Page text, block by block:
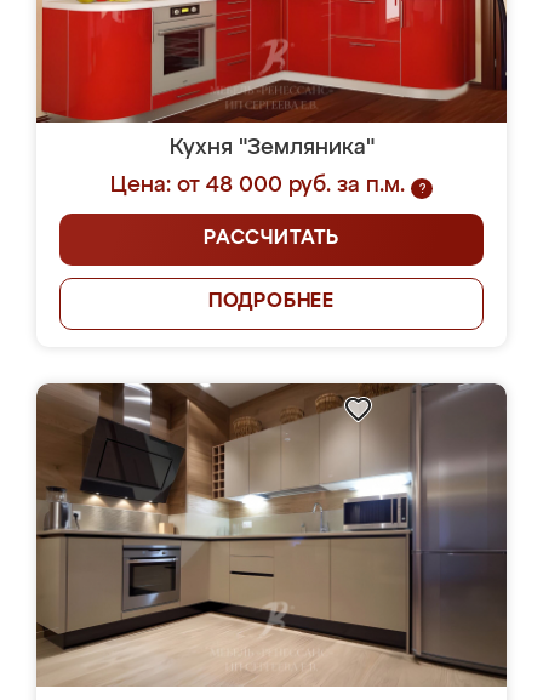
Кухня "Земляника"
Цена: от 48 000 руб. за п.м.
?
РАССЧИТАТЬ
ПОДРОБНЕЕ